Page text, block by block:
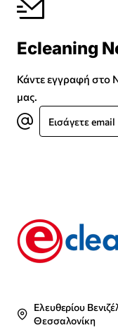
Ecleaning
Κάντε εγγραφή στο
μας.
Εισάγετε
email
Ελευθερίου
Θεσσαλονίκη